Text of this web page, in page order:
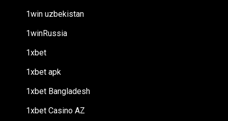
1win uzbekistan
1winRussia
1xbet
1xbet apk
1xbet Bangladesh
1xbet Casino AZ